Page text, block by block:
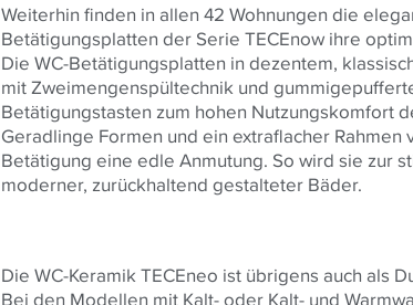
Weiterhin finden in allen 42 Wohnungen die
Betätigungsplatten der Serie TECEnow ihre
Die WC-Betätigungsplatten in dezentem,
mit Zweimengenspültechnik und
Betätigungstasten zum hohen Nutzungskomfort
Geradlinge Formen und ein extraflacher Rahmen
Betätigung eine edle Anmutung. So wird sie zur
moderner, zurückhaltend gestalteter Bäder.
Die WC-Keramik TECEneo ist übrigens auch als
Bei den Modellen mit Kalt- oder Kalt- und